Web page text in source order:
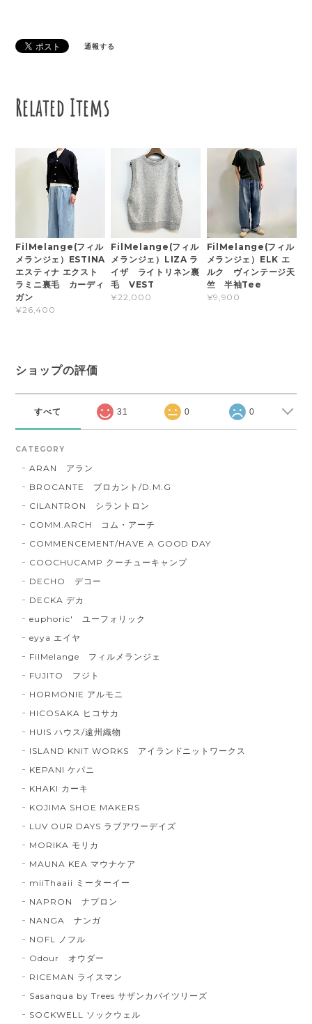
通報する
Related Items
FilMelange(フィル
メランジェ）ESTINA
エスティナ エクスト
ラミニ裏毛 カーディ
ガン
¥26,400
FilMelange(フィル
メランジェ）LIZA ラ
イザ ライトリネン裏
毛 VEST
¥22,000
FilMelange(フィル
メランジェ）ELK エ
ルク ヴィンテージ天
竺 半袖Tee
¥9,900
ショップの評価
すべて 31 0 0
CATEGORY
ARAN アラン
BROCANTE ブロカント/D.M.G
CILANTRON シラントロン
COMM.ARCH コム・アーチ
COMMENCEMENT/HAVE A GOOD DAY
COOCHUCAMP クーチューキャンプ
DECHO デコー
DECKA デカ
euphoric' ユーフォリック
eyya エイヤ
FilMelange フィルメランジェ
FUJITO フジト
HORMONIE アルモニ
HICOSAKA ヒコサカ
HUIS ハウス/遠州織物
ISLAND KNIT WORKS アイランドニットワークス
KEPANI ケパニ
KHAKI カーキ
KOJIMA SHOE MAKERS
LUV OUR DAYS ラブアワーデイズ
MORIKA モリカ
MAUNA KEA マウナケア
miiThaaii ミーターイー
NAPRON ナプロン
NANGA ナンガ
NOFL ノフル
Odour オウダー
RICEMAN ライスマン
Sasanqua by Trees サザンカバイツリーズ
SOCKWELL ソックウェル